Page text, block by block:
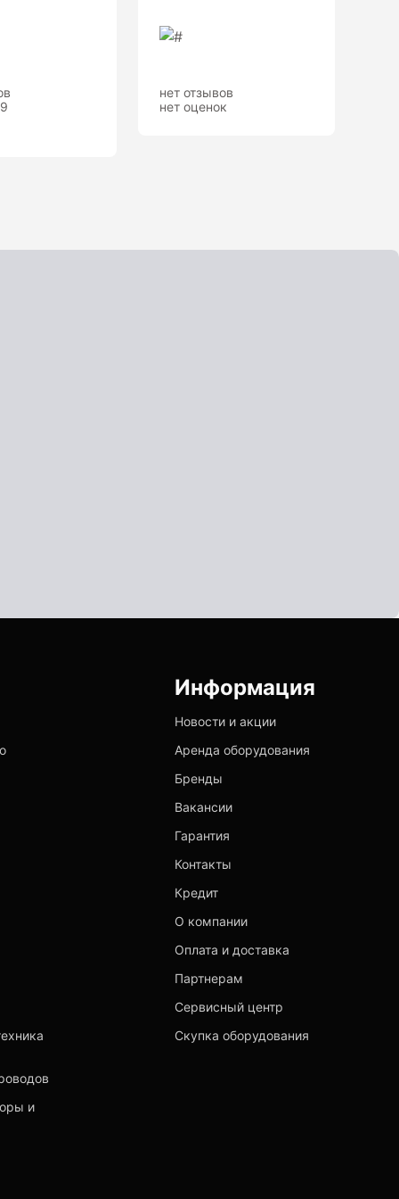
нет отзывов
нет оценок
и
Информация
Новости и акции
Аренда оборудования
Бренды
Вакансии
Гарантия
Контакты
Кредит
О компании
Оплата и доставка
Партнерам
Сервисный центр
Скупка оборудования